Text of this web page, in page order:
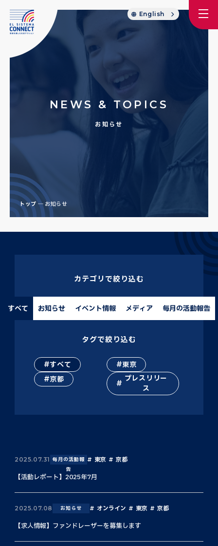
English
NEWS & TOPICS
お知らせ
トップ お知らせ
カテゴリで絞り込む
すべて お知らせ イベント情報 メディア 毎月の活動報告
タグで絞り込む
すべて
東京
京都
プレスリリー
ス
2025.07.31 毎月の活動報
告
東京 京都
【活動レポート】2025年7月
2025.07.08 お知らせ オンライン 東京 京都
【求人情報】ファンドレーザーを募集します